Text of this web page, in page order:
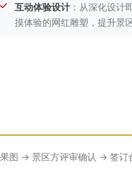
互动体验设计：从深化设计
摸体验的网红雕塑，提升景
图 → 景区方评审确认 → 签